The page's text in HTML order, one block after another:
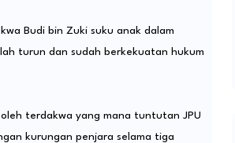
Budi bin Zuki suku anak dalam
turun dan sudah berkekuatan hukum
terdakwa yang mana tuntutan JPU
kurungan penjara selama tiga